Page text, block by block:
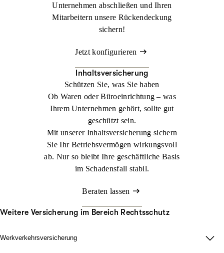
Unternehmen abschließen und Ihren
Mitarbeitern unsere Rückendeckung
sichern!
Jetzt konfigurieren
Inhaltsversicherung
Schützen Sie, was Sie haben
Ob Waren oder Büroeinrichtung – was
Ihrem Unternehmen gehört, sollte gut
geschützt sein.
Mit unserer Inhaltsversicherung sichern
Sie Ihr Betriebsvermögen wirkungsvoll
ab. Nur so bleibt Ihre geschäftliche Basis
im Schadensfall stabil.
Beraten lassen
Weitere Versicherung im Bereich Rechtsschutz
Werkverkehrsversicherung